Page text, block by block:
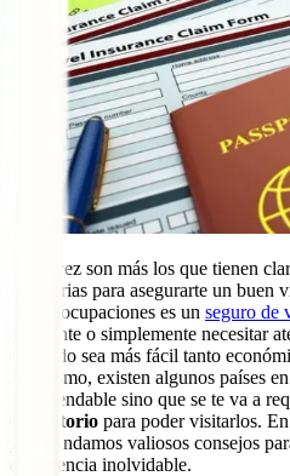
Cada vez son más los que tienen
necesarias para asegurarte un buen
sin preocupaciones es un seguro de
accidente o simplemente necesitar
que todo sea más fácil tanto
Asimismo, existen algunos países
recomendable sino que se te va a
obligatorio para poder visitarlos. En
y te brindamos valiosos consejos
experiencia inolvidable.